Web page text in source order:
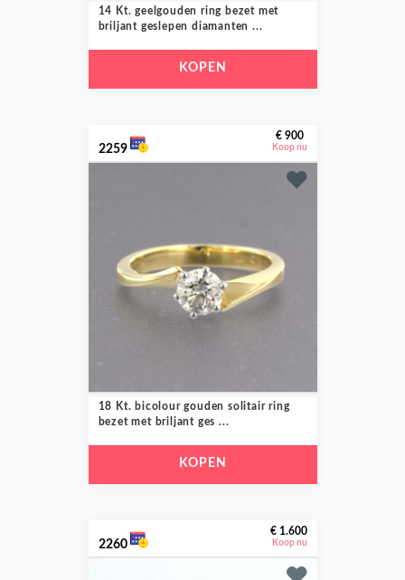
14 Kt. geelgouden ring bezet met
briljant geslepen diamanten ...
KOPEN
2259
€ 900
Koop nu
18 Kt. bicolour gouden solitair ring
bezet met briljant ges ...
KOPEN
2260
€ 1.600
Koop nu